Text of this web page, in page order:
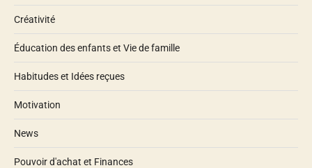
Créativité
Éducation des enfants et Vie de famille
Habitudes et Idées reçues
Motivation
News
Pouvoir d'achat et Finances